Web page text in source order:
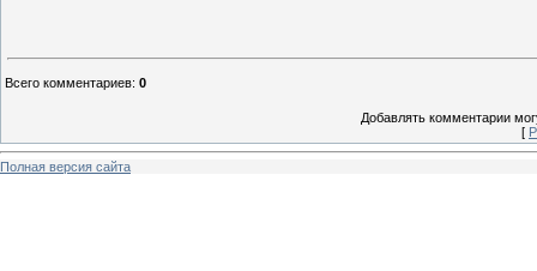
Всего комментариев: 0
Добавлять комментарии
[
Полная версия сайта